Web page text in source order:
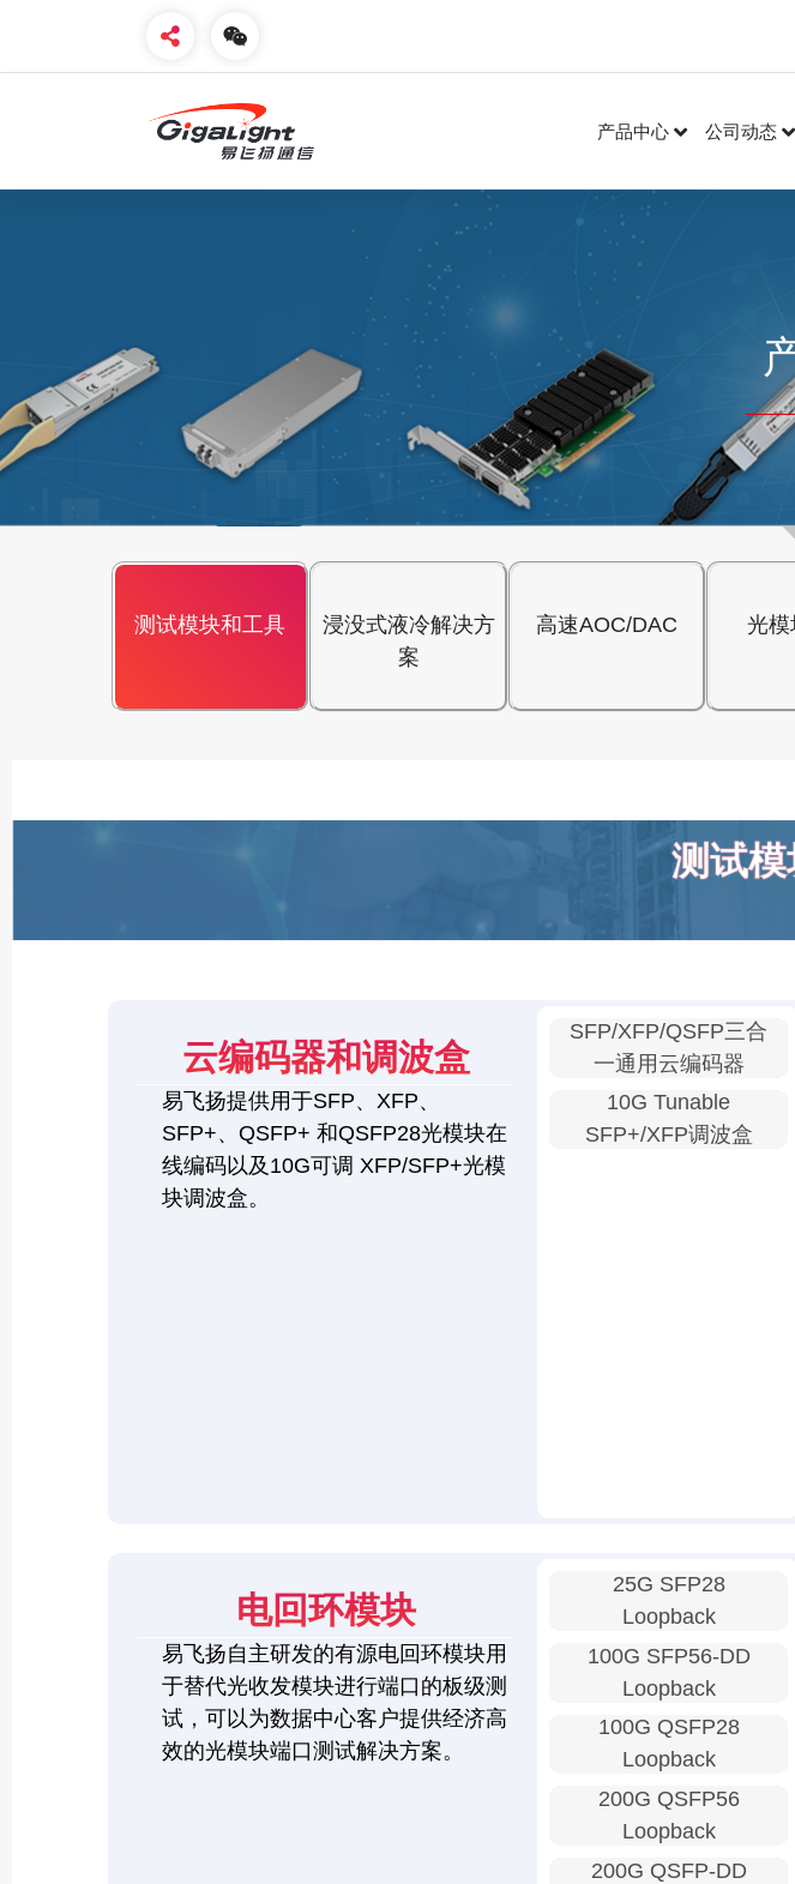
产品中心 公司动态
测试模块和工具
浸没式液冷解决方
案
高速AOC/DAC 光模
测试
云编码器和调波盒
易飞扬提供用于SFP、XFP、
SFP+、QSFP+ 和QSFP28光模块在
线编码以及10G可调 XFP/SFP+光模
块调波盒。
SFP/XFP/QSFP三合
一通用云编码器
10G Tunable
SFP+/XFP调波盒
电回环模块
易飞扬自主研发的有源电回环模块用
于替代光收发模块进行端口的板级测
试，可以为数据中心客户提供经济高
效的光模块端口测试解决方案。
25G SFP28
Loopback
100G SFP56-DD
Loopback
100G QSFP28
Loopback
200G QSFP56
Loopback
200G QSFP-DD